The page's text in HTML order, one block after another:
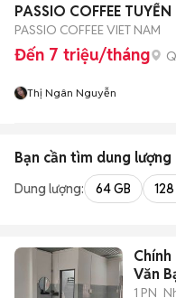
PASSIO COFFEE
PASSIO COFFEE VIET NAM
Đến 7 triệu/tháng
Thị Ngân Nguyễn
Bạn cần tìm dung lượng
Dung lượng: 64 GB
Văn
1 PN